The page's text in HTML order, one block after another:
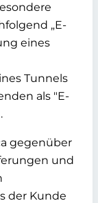
„E-
eines
Tunnels
als "E-
gegenüber
und
der Kunde